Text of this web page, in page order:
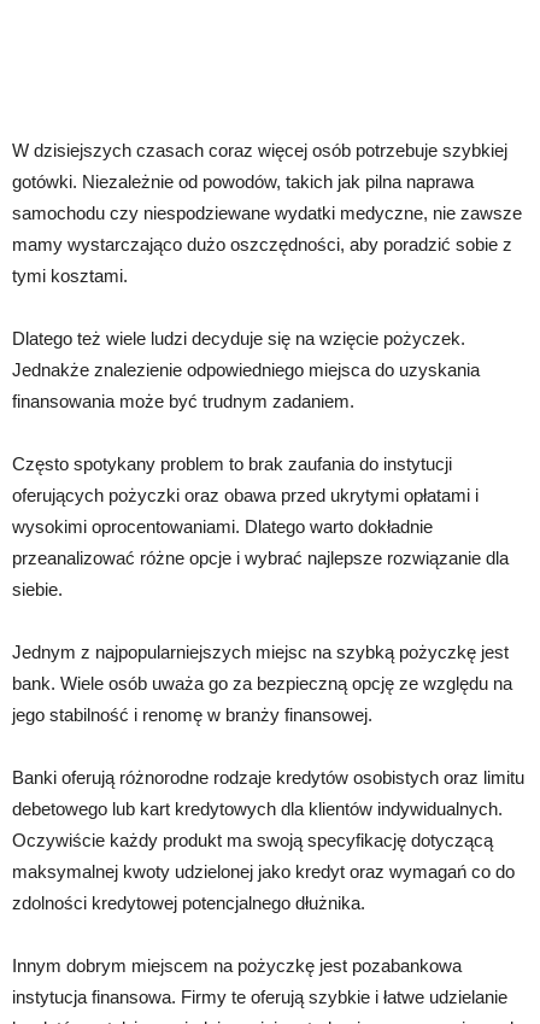
W dzisiejszych czasach coraz więcej osób potrzebuje szybkiej
gotówki. Niezależnie od powodów, takich jak pilna naprawa
samochodu czy niespodziewane wydatki medyczne, nie zawsze
mamy wystarczająco dużo oszczędności, aby poradzić sobie z
tymi kosztami.
Dlatego też wiele ludzi decyduje się na wzięcie pożyczek.
Jednakże znalezienie odpowiedniego miejsca do uzyskania
finansowania może być trudnym zadaniem.
Często spotykany problem to brak zaufania do instytucji
oferujących pożyczki oraz obawa przed ukrytymi opłatami i
wysokimi oprocentowaniami. Dlatego warto dokładnie
przeanalizować różne opcje i wybrać najlepsze rozwiązanie dla
siebie.
Jednym z najpopularniejszych miejsc na szybką pożyczkę jest
bank. Wiele osób uważa go za bezpieczną opcję ze względu na
jego stabilność i renomę w branży finansowej.
Banki oferują różnorodne rodzaje kredytów osobistych oraz limitu
debetowego lub kart kredytowych dla klientów indywidualnych.
Oczywiście każdy produkt ma swoją specyfikację dotyczącą
maksymalnej kwoty udzielonej jako kredyt oraz wymagań co do
zdolności kredytowej potencjalnego dłużnika.
Innym dobrym miejscem na pożyczkę jest pozabankowa
instytucja finansowa. Firmy te oferują szybkie i łatwe udzielanie